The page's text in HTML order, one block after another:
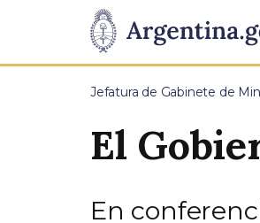
Presidencia
de
Pasar al contenido principal
Jefatura de Gabinete de
El
En